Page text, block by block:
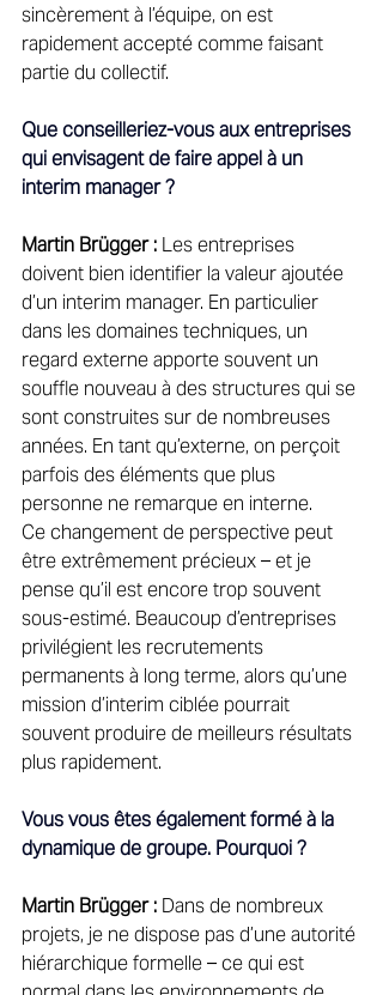
sincèrement à l’équipe, on est
rapidement accepté comme faisant
partie du collectif.
Que conseilleriez-vous aux entreprises
qui envisagent de faire appel à un
interim manager ?
Martin Brügger : Les entreprises
doivent bien identifier la valeur ajoutée
d’un interim manager. En particulier
dans les domaines techniques, un
regard externe apporte souvent un
souffle nouveau à des structures qui se
sont construites sur de nombreuses
années. En tant qu’externe, on perçoit
parfois des éléments que plus
personne ne remarque en interne.
Ce changement de perspective peut
être extrêmement précieux – et je
pense qu’il est encore trop souvent
sous-estimé. Beaucoup d’entreprises
privilégient les recrutements
permanents à long terme, alors qu’une
mission d’interim ciblée pourrait
souvent produire de meilleurs résultats
plus rapidement.
Vous vous êtes également formé à la
dynamique de groupe. Pourquoi ?
Martin Brügger : Dans de nombreux
projets, je ne dispose pas d’une autorité
hiérarchique formelle – ce qui est